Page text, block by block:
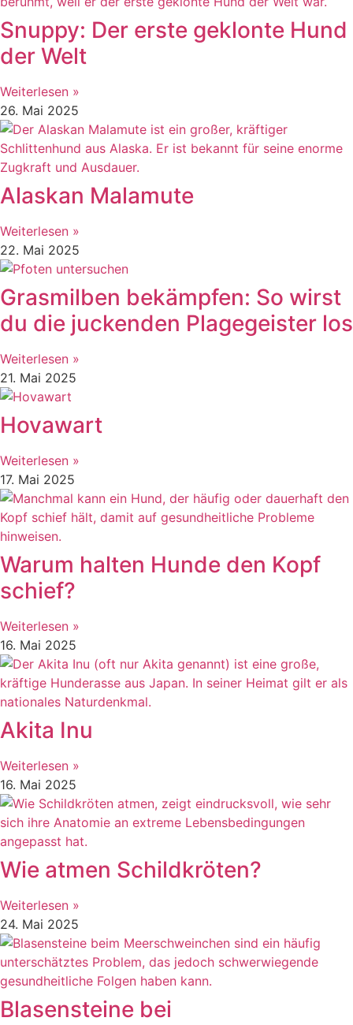
Snuppy: Der erste geklonte Hund
der Welt
Weiterlesen »
26. Mai 2025
Alaskan Malamute
Weiterlesen »
22. Mai 2025
Grasmilben bekämpfen: So wirst
du die juckenden Plagegeister los
Weiterlesen »
21. Mai 2025
Hovawart
Weiterlesen »
17. Mai 2025
Warum halten Hunde den Kopf
schief?
Weiterlesen »
16. Mai 2025
Akita Inu
Weiterlesen »
16. Mai 2025
Wie atmen Schildkröten?
Weiterlesen »
24. Mai 2025
Blasensteine bei